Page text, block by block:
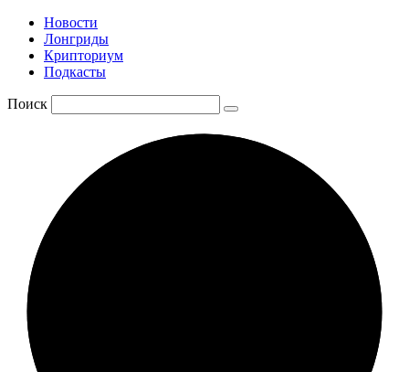
Новости
Лонгриды
Крипториум
Подкасты
Поиск